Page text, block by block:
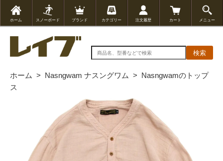
ホーム スノーボード ブランド カテゴリー 注文履歴 カート メニュー
検索
ホーム > Nasngwam ナスングワム > Nasngwamのトップ
ス